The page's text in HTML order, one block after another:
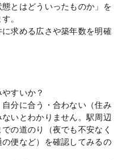
とはどういったものか」を
。
求める広さや築年数を明確
すいか？
分に合う・合わない（住み
いとわかりません。駅周辺
の道のり（夜でも不安なく
便など）を確認してみるの